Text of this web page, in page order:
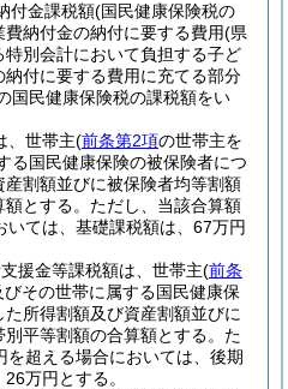
付金課税額(国民健康保険税の
納付金の納付に要する費用(県
別会計において負担する子ど
納付に要する費用に充てる部分
国民健康保険税の課税額をい
、世帯主(前条第2項の世帯主を
る国民健康保険の被保険者につ
割額並びに被保険者均等割額
とする。 ただし、当該合算額
ては、基礎課税額は、67万円
援金等課税額は、世帯主(前条
びその世帯に属する国民健康保
所得割額及び資産割額並びに
平等割額の合算額とする。 た
を超える場合においては、後期
万円とする。